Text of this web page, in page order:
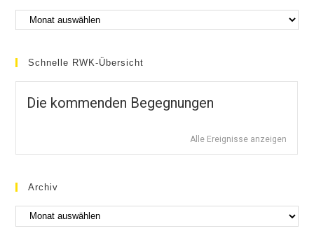
Schnelle RWK-Übersicht
Die kommenden Begegnungen
Alle Ereignisse anzeigen
Archiv